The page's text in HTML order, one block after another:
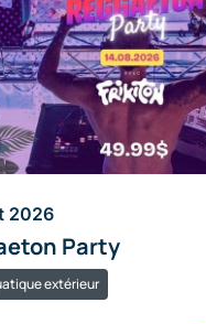
2026
Party
extérieur